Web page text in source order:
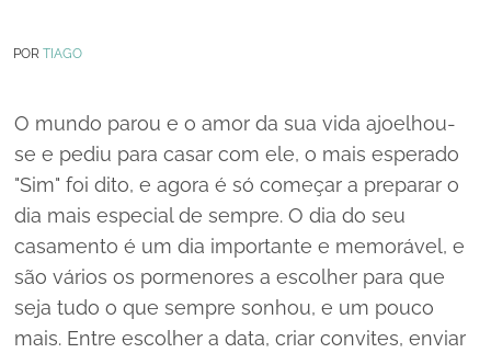
POR TIAGO
O mundo parou e o amor da sua vida ajoelhou-
se e pediu para casar com ele, o mais esperado
"Sim" foi dito, e agora é só começar a preparar o
dia mais especial de sempre. O dia do seu
casamento é um dia importante e memorável, e
são vários os pormenores a escolher para que
seja tudo o que sempre sonhou, e um pouco
mais. Entre escolher a data, criar convites, enviar